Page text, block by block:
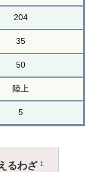
204
35
50
陸上
5
るわざ†